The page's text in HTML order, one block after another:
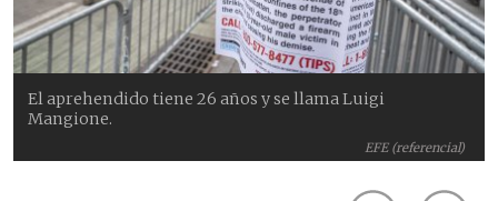
EFE (referencial)
El aprehendido tiene 26 años y se llama Luigi
Mangione.